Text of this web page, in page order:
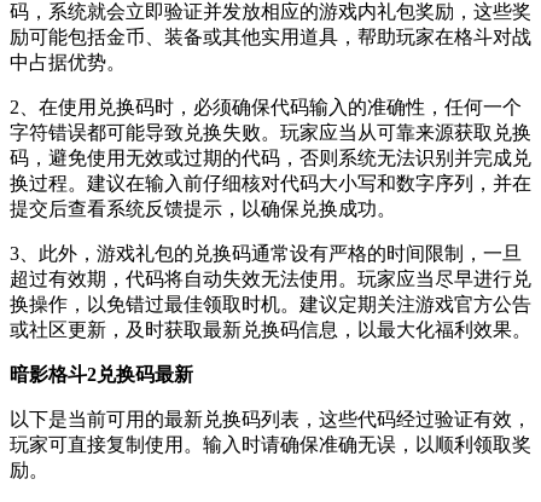
码，系统就会立即验证并发放相应的游戏内礼包奖励，这些奖
励可能包括金币、装备或其他实用道具，帮助玩家在格斗对战
中占据优势。
2、在使用兑换码时，必须确保代码输入的准确性，任何一个
字符错误都可能导致兑换失败。玩家应当从可靠来源获取兑换
码，避免使用无效或过期的代码，否则系统无法识别并完成兑
换过程。建议在输入前仔细核对代码大小写和数字序列，并在
提交后查看系统反馈提示，以确保兑换成功。
3、此外，游戏礼包的兑换码通常设有严格的时间限制，一旦
超过有效期，代码将自动失效无法使用。玩家应当尽早进行兑
换操作，以免错过最佳领取时机。建议定期关注游戏官方公告
或社区更新，及时获取最新兑换码信息，以最大化福利效果。
暗影格斗2兑换码最新
以下是当前可用的最新兑换码列表，这些代码经过验证有效，
玩家可直接复制使用。输入时请确保准确无误，以顺利领取奖
励。